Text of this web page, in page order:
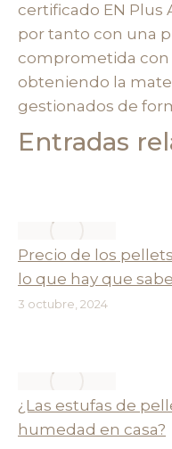
certificado EN Plus
por tanto con una
comprometida
obteniendo la
gestionados de
Entradas
Precio de los
lo que hay que
3 octubre, 2024
¿Las estufas de
humedad en casa?